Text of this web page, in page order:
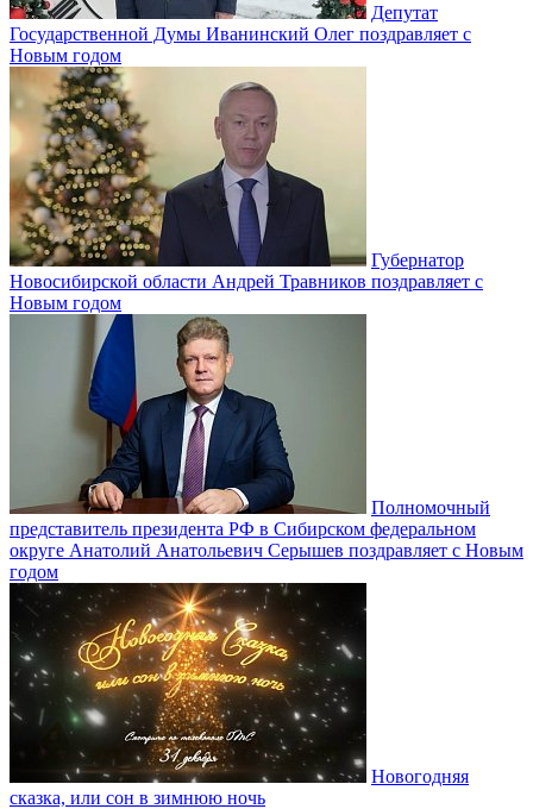
Депутат
Государственной Думы Иванинский Олег поздравляет с
Новым годом
Губернатор
Новосибирской области Андрей Травников поздравляет с
Новым годом
Полномочный
представитель президента РФ в Сибирском федеральном
округе Анатолий Анатольевич Серышев поздравляет с Новым
годом
Новогодняя
сказка, или сон в зимнюю ночь